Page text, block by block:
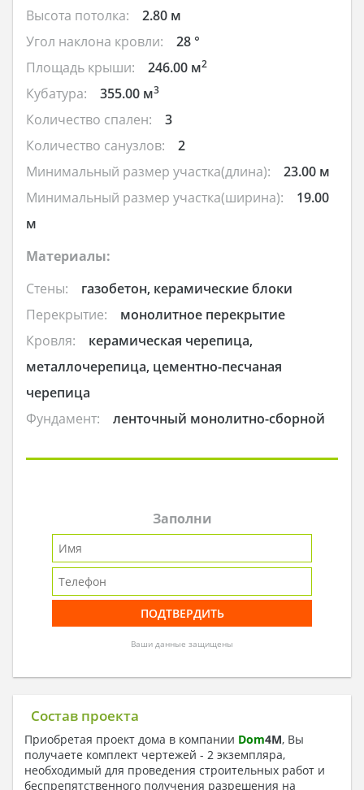
Высота потолка:
2.80 м
Угол наклона кровли:
28 °
Площадь крыши:
246.00 м2
Кубатура: 355.00 м3
Количество спален:
3
Количество санузлов:
2
Минимальный размер участка(длина):
23.00 м
Минимальный размер участка(ширина):
19.00
м
Материалы:
Стены:
газобетон, керамические блоки
Перекрытие:
монолитное перекрытие
Кровля:
керамическая черепица,
металлочерепица, цементно-песчаная
черепица
Фундамент:
ленточный монолитно-сборной
Заполни
Ваши данные защищены
Состав проекта
Приобретая проект дома в компании Dom4M, Вы
получаете комплект чертежей - 2 экземпляра,
необходимый для проведения строительных работ и
беспрепятственного получения разрешения на